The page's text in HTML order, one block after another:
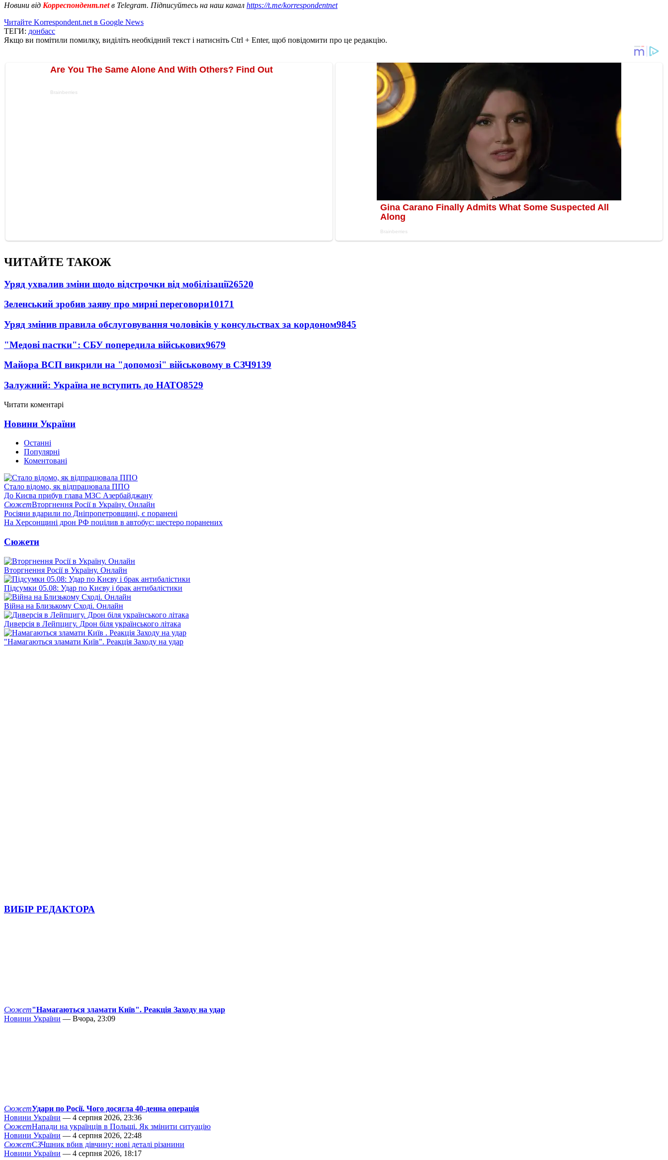
Новини від Корреспондент.netв Telegram. Підписуйтесь на наш канал https://t.me/korrespondentnet
Читайте Korrespondent.net в Google News
ТЕГИ: донбасс
Якщо ви помітили помилку, виділіть необхідний текст і натисніть Ctrl + Enter, щоб повідомити про це редакцію.
ЧИТАЙТЕ ТАКОЖ
Уряд ухвалив зміни щодо відстрочки від мобілізації26520
Зеленський зробив заяву про мирні переговори10171
Уряд змінив правила обслуговування чоловіків у консульствах за кордоном9845
"Медові пастки": СБУ попередила військових9679
Майора ВСП викрили на "допомозі" військовому в СЗЧ9139
Залужний: Україна не вступить до НАТО8529
Читати коментарі
Новини України
Останні
Популярні
Коментовані
Стало відомо, як відпрацювала ППО
До Києва прибув глава МЗС Азербайджану
СюжетВторгнення Росії в Україну. Онлайн
Росіяни вдарили по Дніпропетровщині, є поранені
На Херсонщині дрон РФ поцілив в автобус: шестеро поранених
Сюжети
Вторгнення Росії в Україну. Онлайн
Підсумки 05.08: Удар по Києву і брак антибалістики
Війна на Близькому Сході. Онлайн
Диверсія в Лейпцигу. Дрон біля українського літака
"Намагаються зламати Київ". Реакція Заходу на удар
ВИБІР РЕДАКТОРА
Сюжет"Намагаються зламати Київ". Реакція Заходу на удар
Новини України — Вчора, 23:09
СюжетУдари по Росії. Чого досягла 40-денна операція
Новини України — 4 серпня 2026, 23:36
СюжетНапади на українців в Польщі. Як змінити ситуацію
Новини України — 4 серпня 2026, 22:48
СюжетСЗЧшник вбив дівчину: нові деталі різанини
Новини України — 4 серпня 2026, 18:17